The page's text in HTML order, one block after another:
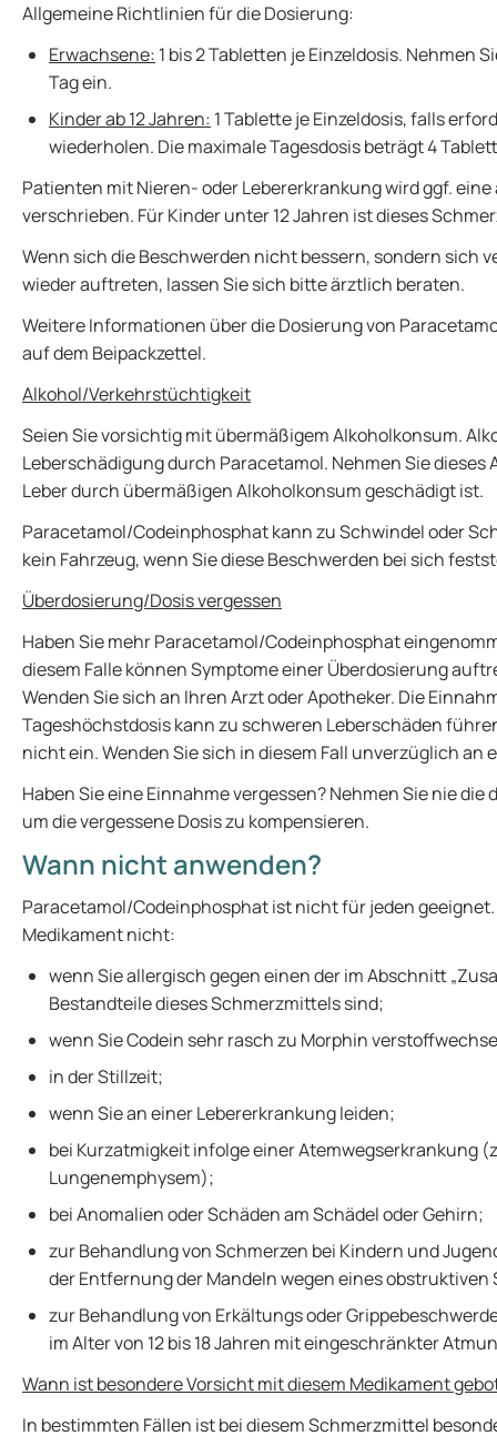
Allgemeine Richtlinien für die Dosierung:
Erwachsene: 1 bis 2 Tabletten je Einzeldosis. Nehmen
Tag ein.
Kinder ab 12 Jahren: 1 Tablette je Einzeldosis, falls
wiederholen. Die maximale Tagesdosis beträgt 4
Patienten mit Nieren- oder Lebererkrankung wird ggf.
verschrieben. Für Kinder unter 12 Jahren ist dieses
Wenn sich die Beschwerden nicht bessern, sondern sich
wieder auftreten, lassen Sie sich bitte ärztlich beraten.
Weitere Informationen über die Dosierung von
auf dem Beipackzettel.
Alkohol/Verkehrstüchtigkeit
Seien Sie vorsichtig mit übermäßigem Alkoholkonsum.
Leberschädigung durch Paracetamol. Nehmen Sie
Leber durch übermäßigen Alkoholkonsum geschädigt ist.
Paracetamol/Codeinphosphat kann zu Schwindel oder
kein Fahrzeug, wenn Sie diese Beschwerden bei sich
Überdosierung/Dosis vergessen
Haben Sie mehr Paracetamol/Codeinphosphat
diesem Falle können Symptome einer Überdosierung
Wenden Sie sich an Ihren Arzt oder Apotheker. Die
Tageshöchstdosis kann zu schweren Leberschäden
nicht ein. Wenden Sie sich in diesem Fall unverzüglich an
Haben Sie eine Einnahme vergessen? Nehmen Sie nie
um die vergessene Dosis zu kompensieren.
Wann nicht anwenden?
Paracetamol/Codeinphosphat ist nicht für jeden geeignet.
Medikament nicht:
wenn Sie allergisch gegen einen der im Abschnitt
Bestandteile dieses Schmerzmittels sind;
wenn Sie Codein sehr rasch zu Morphin
in der Stillzeit;
wenn Sie an einer Lebererkrankung leiden;
bei Kurzatmigkeit infolge einer Atemwegserkrankung
Lungenemphysem);
bei Anomalien oder Schäden am Schädel oder Gehirn;
zur Behandlung von Schmerzen bei Kindern und
der Entfernung der Mandeln wegen eines
zur Behandlung von Erkältungs oder
im Alter von 12 bis 18 Jahren mit eingeschränkter
Wann ist besondere Vorsicht mit diesem Medikament
In bestimmten Fällen ist bei diesem Schmerzmittel